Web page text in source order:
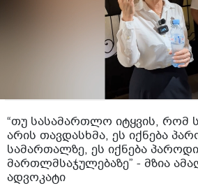
“თუ სასამართლო იტყვის, რომ
არის თავდასხმა, ეს იქნება
სამართალზე, ეს იქნება
მართლმსაჯულებაზე” - მზია
ადვოკატი